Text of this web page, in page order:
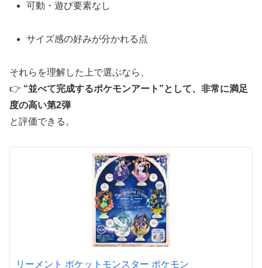
可動・遊び要素なし
サイズ感の好みが分かれる点
それらを理解した上で選ぶなら、
👉 “並べて完成するポケモンアート”として、非常に満足
度の高い第2弾
と評価できる。
リーメント ポケットモンスター ポケモン